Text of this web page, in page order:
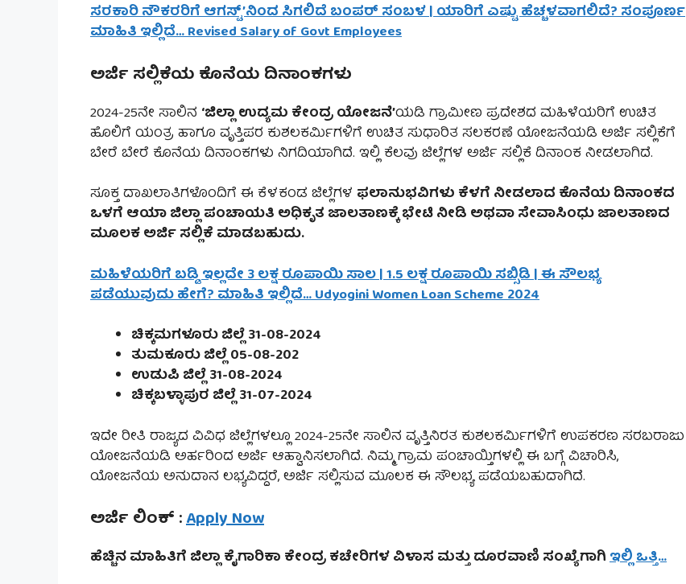
ಸರಕಾರಿ ನೌಕರರಿಗೆ ಆಗಸ್ಟ್’ನಿಂದ ಸಿಗಲಿದೆ ಬಂಪರ್ ಸಂಬಳ | ಯಾರಿಗೆ ಎಷ್ಟು ಹೆಚ್ಚಳವಾಗಲಿದೆ? ಸಂಪೂರ್ಣ
ಮಾಹಿತಿ ಇಲ್ಲಿದೆ… Revised Salary of Govt Employees
ಅರ್ಜಿ ಸಲ್ಲಿಕೆಯ ಕೊನೆಯ ದಿನಾಂಕಗಳು
2024-25ನೇ ಸಾಲಿನ ‘ಜಿಲ್ಲಾ ಉದ್ಯಮ ಕೇಂದ್ರ ಯೋಜನೆ’ಯಡಿ ಗ್ರಾಮೀಣ ಪ್ರದೇಶದ ಮಹಿಳೆಯರಿಗೆ ಉಚಿತ
ಹೊಲಿಗೆ ಯಂತ್ರ ಹಾಗೂ ವೃತ್ತಿಪರ ಕುಶಲಕರ್ಮಿಗಳಿಗೆ ಉಚಿತ ಸುಧಾರಿತ ಸಲಕರಣೆ ಯೋಜನೆಯಡಿ ಅರ್ಜಿ ಸಲ್ಲಿಕೆಗೆ
ಬೇರೆ ಬೇರೆ ಕೊನೆಯ ದಿನಾಂಕಗಳು ನಿಗದಿಯಾಗಿದೆ. ಇಲ್ಲಿ ಕೆಲವು ಜಿಲ್ಲೆಗಳ ಅರ್ಜಿ ಸಲ್ಲಿಕೆ ದಿನಾಂಕ ನೀಡಲಾಗಿದೆ.
ಸೂಕ್ತ ದಾಖಲಾತಿಗಳೊಂದಿಗೆ ಈ ಕೆಳಕಂಡ ಜಿಲ್ಲೆಗಳ ಫಲಾನುಭವಿಗಳು ಕೆಳಗೆ ನೀಡಲಾದ ಕೊನೆಯ ದಿನಾಂಕದ
ಒಳಗೆ ಆಯಾ ಜಿಲ್ಲಾ ಪಂಚಾಯತಿ ಅಧಿಕೃತ ಜಾಲತಾಣಕ್ಕೆ ಭೇಟಿ ನೀಡಿ ಅಥವಾ ಸೇವಾಸಿಂಧು ಜಾಲತಾಣದ
ಮೂಲಕ ಅರ್ಜಿ ಸಲ್ಲಿಕೆ ಮಾಡಬಹುದು.
ಮಹಿಳೆಯರಿಗೆ ಬಡ್ಡಿ ಇಲ್ಲದೇ 3 ಲಕ್ಷ ರೂಪಾಯಿ ಸಾಲ | 1.5 ಲಕ್ಷ ರೂಪಾಯಿ ಸಬ್ಸಿಡಿ | ಈ ಸೌಲಭ್ಯ
ಪಡೆಯುವುದು ಹೇಗೆ? ಮಾಹಿತಿ ಇಲ್ಲಿದೆ… Udyogini Women Loan Scheme 2024
ಚಿಕ್ಕಮಗಳೂರು ಜಿಲ್ಲೆ 31-08-2024
ತುಮಕೂರು ಜಿಲ್ಲೆ 05-08-202
ಉಡುಪಿ ಜಿಲ್ಲೆ 31-08-2024
ಚಿಕ್ಕಬಳ್ಳಾಪುರ ಜಿಲ್ಲೆ 31-07-2024
ಇದೇ ರೀತಿ ರಾಜ್ಯದ ವಿವಿಧ ಜಿಲ್ಲೆಗಳಲ್ಲೂ 2024-25ನೇ ಸಾಲಿನ ವೃತ್ತಿನಿರತ ಕುಶಲಕರ್ಮಿಗಳಿಗೆ ಉಪಕರಣ ಸರಬರಾಜು
ಯೋಜನೆಯಡಿ ಅರ್ಹರಿಂದ ಅರ್ಜಿ ಆಹ್ವಾನಿಸಲಾಗಿದೆ. ನಿಮ್ಮ ಗ್ರಾಮ ಪಂಚಾಯ್ತಿಗಳಲ್ಲಿ ಈ ಬಗ್ಗೆ ವಿಚಾರಿಸಿ,
ಯೋಜನೆಯ ಅನುದಾನ ಲಭ್ಯವಿದ್ದರೆ, ಅರ್ಜಿ ಸಲ್ಲಿಸುವ ಮೂಲಕ ಈ ಸೌಲಭ್ಯ ಪಡೆಯಬಹುದಾಗಿದೆ.
ಅರ್ಜಿ ಲಿಂಕ್ :Apply Now
ಹೆಚ್ಚಿನ ಮಾಹಿತಿಗೆ ಜಿಲ್ಲಾ ಕೈಗಾರಿಕಾ ಕೇಂದ್ರ ಕಚೇರಿಗಳ ವಿಳಾಸ ಮತ್ತು ದೂರವಾಣಿ ಸಂಖ್ಯೆಗಾಗಿಇಲ್ಲಿ ಒತ್ತಿ…